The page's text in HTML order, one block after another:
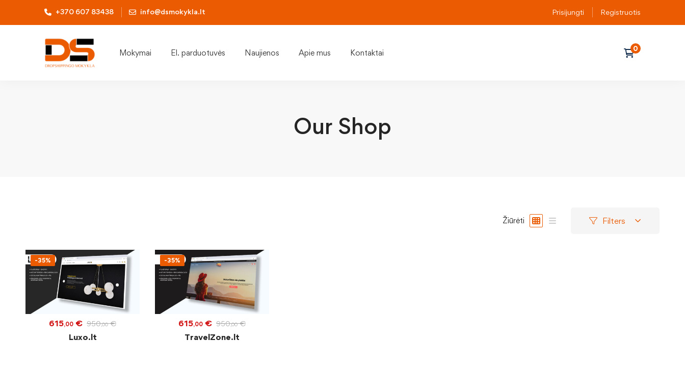
+370 607 83438 info@dsmokykla.lt Prisijungti Registruotis
Mokymai El. parduotuvės Naujienos Apie mus Kontaktai
Our Shop
Žiūrėti Filters
-35%
615,00 € 950,00 €
Luxo.lt
-35%
615,00 € 950,00 €
TravelZone.lt